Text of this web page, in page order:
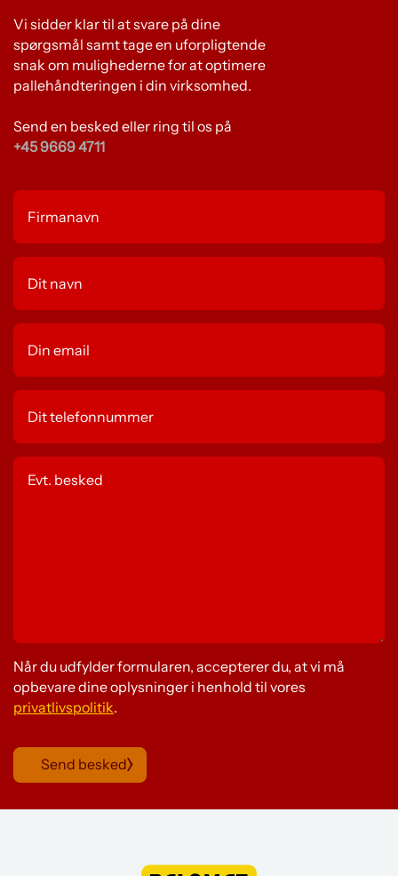
Vi sidder klar til at svare på dine
spørgsmål samt tage en uforpligtende
snak om mulighederne for at optimere
pallehåndteringen i din virksomhed.
Send en besked eller ring til os på
+45 9669 4711
Når du udfylder formularen, accepterer du, at vi må
opbevare dine oplysninger i henhold til vores
privatlivspolitik.
Send besked